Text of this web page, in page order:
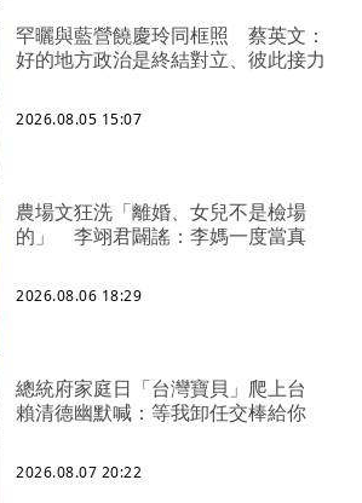
罕曬與藍營饒慶玲同框照 蔡英文：
好的地方政治是終結對立、彼此接力
2026.08.05 15:07
農場文狂洗「離婚、女兒不是檢場
的」 李翊君闢謠：李媽一度當真
2026.08.06 18:29
總統府家庭日「台灣寶貝」爬上台
賴清德幽默喊：等我卸任交棒給你
2026.08.07 20:22